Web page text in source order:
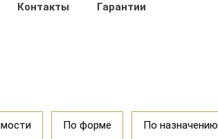
Контакты Гарантии
По форме По назначению